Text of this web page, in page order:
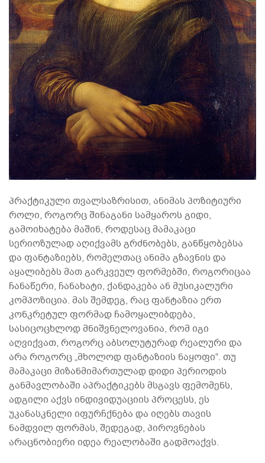
პრაქტიკული თვალსაზრისით, ანიმას პოზიტიური
როლი, როგორც შინაგანი სამყაროს გიდი,
გამოიხატება მაშინ, როდესაც მამაკაცი
სერიოზულად აღიქვამს გრძნობებს, განწყობებსა
და ფანტაზიებს, რომელთაც ანიმა გზავნის და
აყალიბებს მათ გარკვეულ ფორმებში, როგორიცაა
ჩანაწერი, ჩანახატი, ქანდაკება ან მუსიკალური
კომპოზიცია. მას შემდეგ, რაც ფანტაზია ერთ
კონკრეტულ ფორმად ჩამოყალიბდება,
სასიცოცხლოდ მნიშვნელოვანია, რომ იგი
აღვიქვათ, როგორც აბსოლუტურად რეალური და
არა როგორც „მხოლოდ ფანტაზიის ნაყოფი“. თუ
მამაკაცი მიზანმიმართულად დიდი პერიოდის
განმავლობაში აპრაქტიკებს მსგავს ფემომენს,
ადგილი აქვს ინდივიდუაციის პროცესს, ეს
უკანასკნელი იფურჩქნება და იღებს თავის
ნამდვილ ფორმას, შედეგად, პიროვნებას
არაცნობიერი იდეა რეალობაში გადმოაქვს.